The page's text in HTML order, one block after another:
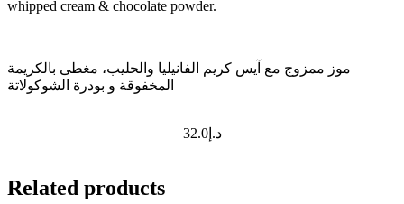
whipped cream & chocolate powder.
موز ممزوج مع آيس كريم الفانيليا والحليب، مغطى بالكريمة
المخفوقة و بودرة الشوكولاتة
د.إ32.0
Related products